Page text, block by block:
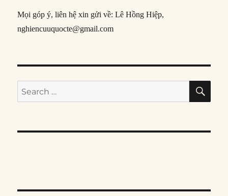
Mọi góp ý, liên hệ xin gửi về: Lê Hồng Hiệp,
nghiencuuquocte@gmail.com
Search
for: